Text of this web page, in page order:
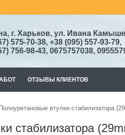
г. Харьков, ул. Ивана
575-70-38, +38 (095) 557-93-79,
756-98-43, 0675757038,
ОТЗЫВЫ КЛИЕНТОВ
втулки стабилизатора
стабилизатора